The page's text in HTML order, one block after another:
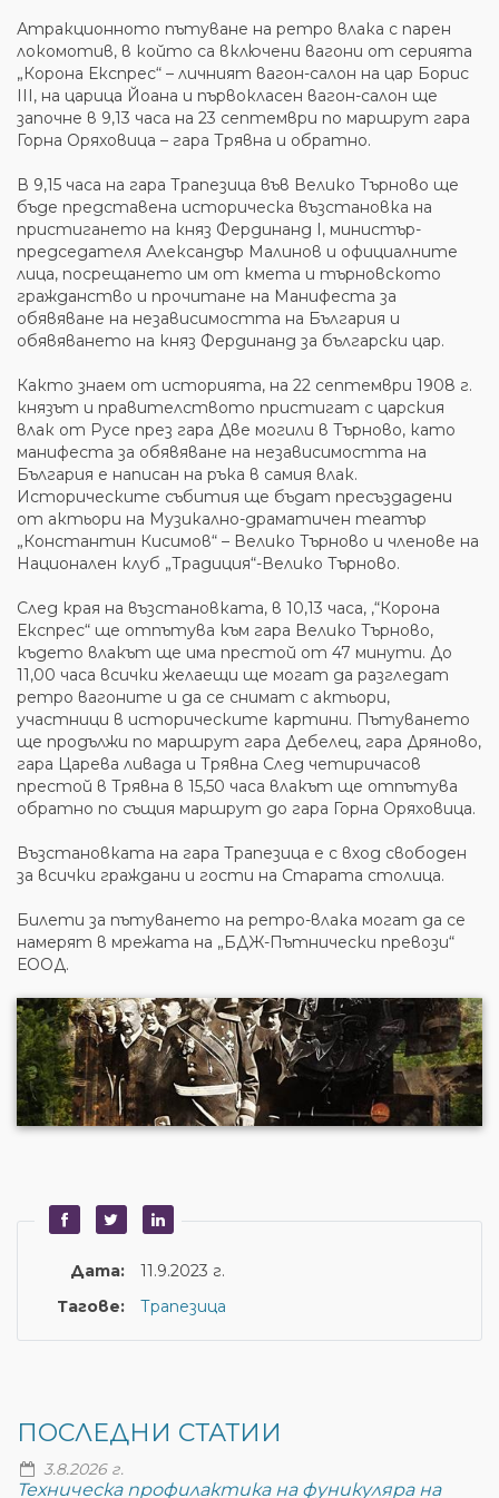
Атракционното пътуване на ретро влака с парен
локомотив, в който са включени вагони от серията
„Корона Експрес“ – личният вагон-салон на цар Борис
III, на царица Йоана и първокласен вагон-салон ще
започне в 9,13 часа на 23 септември по маршрут гара
Горна Оряховица – гара Трявна и обратно.
В 9,15 часа на гара Трапезица във Велико Търново ще
бъде представена историческа възстановка на
пристигането на княз Фердинанд I, министър-
председателя Александър Малинов и официалните
лица, посрещането им от кмета и търновското
гражданство и прочитане на Манифеста за
обявяване на независимостта на България и
обявяването на княз Фердинанд за български цар.
Както знаем от историята, на 22 септември 1908 г.
князът и правителството пристигат с царския
влак от Русе през гара Две могили в Търново, като
манифеста за обявяване на независимостта на
България е написан на ръка в самия влак.
Историческите събития ще бъдат пресъздадени
от актьори на Музикално-драматичен театър
„Константин Кисимов“ – Велико Търново и членове на
Национален клуб „Традиция“-Велико Търново.
След края на възстановката, в 10,13 часа, ,“Корона
Експрес“ ще отпътува към гара Велико Търново,
където влакът ще има престой от 47 минути. До
11,00 часа всички желаещи ще могат да разгледат
ретро вагоните и да се снимат с актьори,
участници в историческите картини. Пътуването
ще продължи по маршрут гара Дебелец, гара Дряново,
гара Царева ливада и Трявна След четиричасов
престой в Трявна в 15,50 часа влакът ще отпътува
обратно по същия маршрут до гара Горна Оряховица.
Възстановката на гара Трапезица е с вход свободен
за всички граждани и гости на Старата столица.
Билети за пътуването на ретро-влака могат да се
намерят в мрежата на „БДЖ-Пътнически превози“
ЕООД.
Дата:
11.9.2023 г.
Тагове:
Трапезица
ПОСЛЕДНИ СТАТИИ
3.8.2026 г.
Техническа профилактика на фуникуляра на